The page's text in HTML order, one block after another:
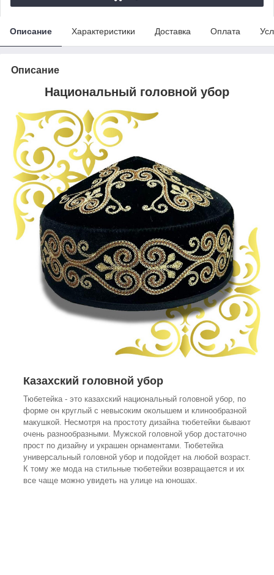
Описание Характеристики Доставка Оплата
Описание
Национальный головной убор
Казахский головной убор
Тюбетейка - это казахский национальный головной убор, по
форме он круглый с невысоким околышем и клинообразной
макушкой. Несмотря на простоту дизайна тюбетейки бывают
очень разнообразными. Мужской головной убор достаточно
прост по дизайну и украшен орнаментами. Тюбетейка
универсальный головной убор и подойдет на любой возраст.
К тому же мода на стильные тюбетейки возвращается и их
все чаще можно увидеть на улице на юношах.